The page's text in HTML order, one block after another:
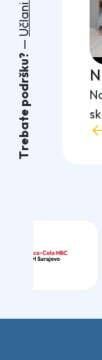
T
r
e
b
a
t
e
p
o
d
r
š
k
u
?
U
č
l
a
n
i